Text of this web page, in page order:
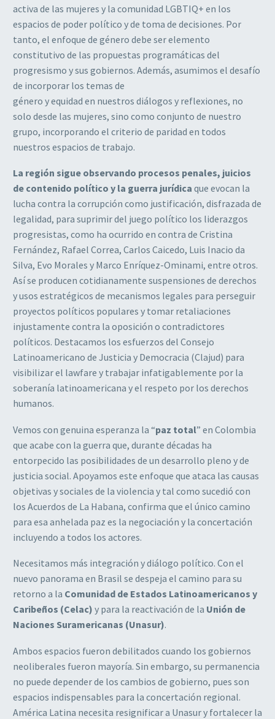
activa de las mujeres y la comunidad LGBTIQ+ en los
espacios de poder político y de toma de decisiones. Por
tanto, el enfoque de género debe ser elemento
constitutivo de las propuestas programáticas del
progresismo y sus gobiernos. Además, asumimos el desafío
de incorporar los temas de
género y equidad en nuestros diálogos y reflexiones, no
solo desde las mujeres, sino como conjunto de nuestro
grupo, incorporando el criterio de paridad en todos
nuestros espacios de trabajo.
La región sigue observando procesos penales, juicios
de contenido político y la guerra jurídica que evocan la
lucha contra la corrupción como justificación, disfrazada de
legalidad, para suprimir del juego político los liderazgos
progresistas, como ha ocurrido en contra de Cristina
Fernández, Rafael Correa, Carlos Caicedo, Luis Inacio da
Silva, Evo Morales y Marco Enríquez-Ominami, entre otros.
Asíse producen cotidianamente suspensiones de derechos
y usos estratégicos de mecanismos legales para perseguir
proyectos políticos populares y tomar retaliaciones
injustamente contra la oposición o contradictores
políticos. Destacamos los esfuerzos del Consejo
Latinoamericano de Justicia y Democracia (Clajud) para
visibilizarel lawfare y trabajar infatigablemente por la
soberanía latinoamericana y el respeto por los derechos
humanos.
Vemos con genuina esperanza la “paz total” en Colombia
que acabe con la guerra que, durante décadas ha
entorpecido las posibilidades de un desarrollo pleno y de
justicia social. Apoyamos este enfoque que ataca las causas
objetivas y sociales de la violencia y tal como sucedió con
los Acuerdos de La Habana, confirma que el único camino
para esa anhelada paz es la negociación y la concertación
incluyendo a todos los actores.
Necesitamos más integración y diálogo político. Con el
nuevo panorama en Brasil se despeja el camino para su
retorno a la Comunidad de Estados Latinoamericanos y
Caribeños (Celac) y para la reactivación de la Unión de
Naciones Suramericanas (Unasur).
Ambos espacios fueron debilitados cuando los gobiernos
neoliberales fueron mayoría. Sin embargo, su permanencia
no puede depender de los cambios de gobierno, pues son
espacios indispensables para la concertación regional.
América Latina necesita resignificara Unasur y fortalecer la